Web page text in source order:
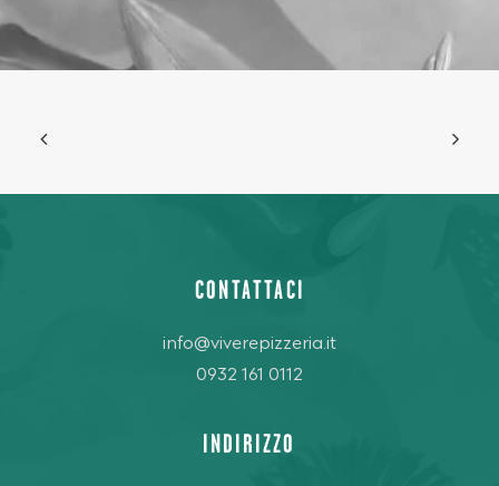
CONTATTACI
info@viverepizzeria.it
0932 161 0112
INDIRIZZO